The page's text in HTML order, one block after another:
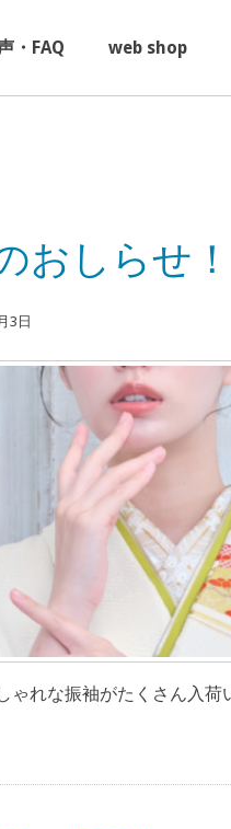
・FAQ web shop
おしらせ！
3日
ゃれな振袖がたくさん入